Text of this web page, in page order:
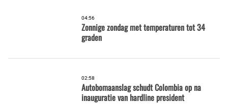
04:56
Zonnige zondag met temperaturen tot 34
graden
02:58
Autobomaanslag schudt Colombia op na
inauguratie van hardline president